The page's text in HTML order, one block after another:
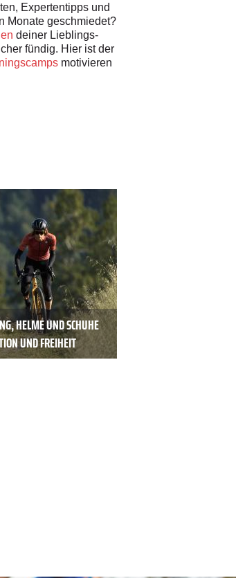
Expertentipps und
Monate geschmiedet?
deiner Lieblings-
fündig. Hier ist der
motivieren
HELME UND SCHUHE
UND FREIHEIT